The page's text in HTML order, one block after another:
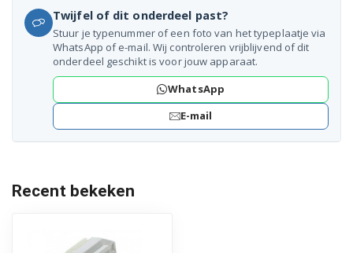
WAE28144/43
WAE28144/47
WAE28144/54
WAE28144/58
WAE28145/07
WAE28145/30
Twijfel of dit onderdeel past?
Stuur je typenummer of een foto van het typeplaatje via
WhatsApp of e-mail. Wij controleren vrijblijvend of dit
onderdeel geschikt is voor jouw apparaat.
WhatsApp
E-mail
Recent bekeken